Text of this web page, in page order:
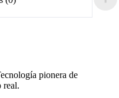
pionera de
real.